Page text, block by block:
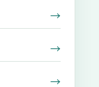
→
→
→